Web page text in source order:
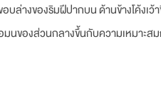
ล่างของริมฝีปากบน ด้านข้างโค้ง
ของส่วนกลางขึ้นกับความเหมาะส